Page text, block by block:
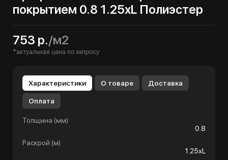
покрытием 0.8 1.25хL Полиэстер
753 р./м2
*актуальная цена по запросу
Характеристики О товаре Доставка
Оплата
Толщина (мм)
0.8
Раскрой (м)
1.25хL